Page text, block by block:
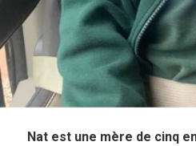
Nat est une mère de cinq